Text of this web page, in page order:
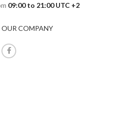
09:00 to 21:00 UTC +2
COMPANY